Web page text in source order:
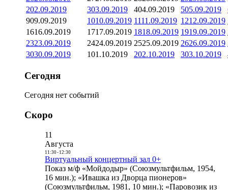
202.09.2019 303.09.2019 404.09.2019 505.09.2019
909.09.2019 1010.09.2019 1111.09.2019 1212.09.2019
1616.09.2019 1717.09.2019 1818.09.2019 1919.09.2019
2323.09.2019 2424.09.2019 2525.09.2019 2626.09.2019
3030.09.2019 101.10.2019 202.10.2019 303.10.2019
Сегодня
Сегодня нет событий
Скоро
11
Августа
11:30- 12:30
Виртуальный концертный зал 0+
Показ м/ф «Мойдодыр» (Союзмультфильм, 1954,
16 мин.); «Ивашка из Дворца пионеров»
(Союзмультфильм, 1981, 10 мин.); «Паровозик из